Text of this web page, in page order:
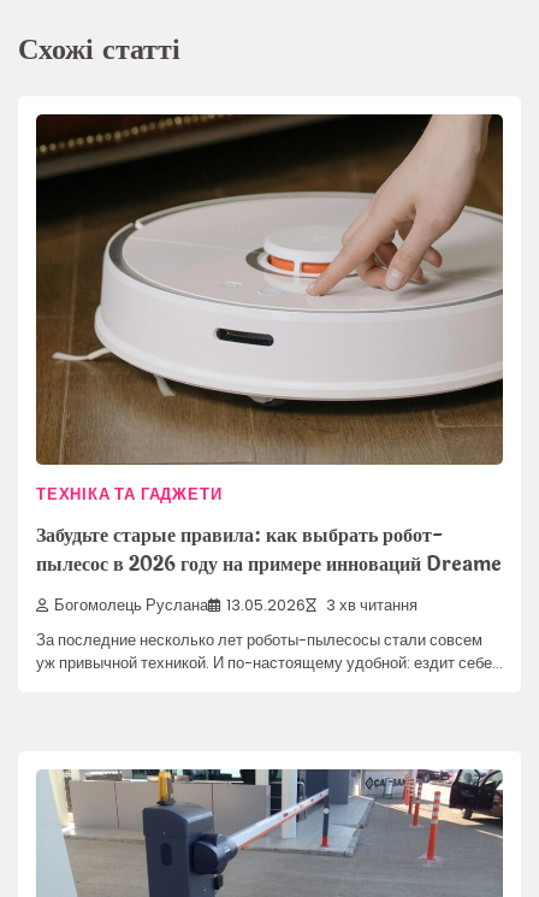
Схожі статті
ТЕХНІКА ТА ГАДЖЕТИ
Забудьте старые правила: как выбрать робот-
пылесос в 2026 году на примере инноваций Dreame
Богомолець Руслана 13.05.2026 3 хв читання
За последние несколько лет роботы-пылесосы стали совсем
уж привычной техникой. И по-настоящему удобной: ездит себе…